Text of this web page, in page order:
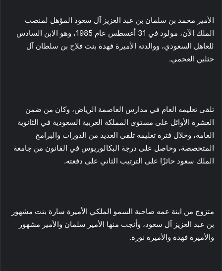
الأمير محمد بن سلمان بن عبد العزيز آل سعود المؤهل لمنصب
الملك الآن، مولود في 31 أغسطس عام 1985، وهو الابن السادس
للعاهل السعودي، ووالدته الأميرة فهدة بنت فلاح بن سلطان آل
حثلين العجمي.
تلقى تعليمه العام في مدارس العاصمة الرياض، وكان من ضمن
العشرة الأوائل على مستوى المملكة العربية السعودية في الثانوية
العامة، وخلال فترة تعليمه تلقى العديد من الدورات والبرامج
المتخصصة، وحاصل على درجة البكالوريوس في القانون من جامعة
الملك سعود حائزًا على الترتيب الثاني على دفعته.
متزوج من ابنة عمه صاحبة السمو الملكي الأميرة سارة بنت مشهور
بن عبد العزيز آل سعود، وأنجب منها الأمير سلمان والأمير مشهور
والأميرة فهدة والأميرة نورة.